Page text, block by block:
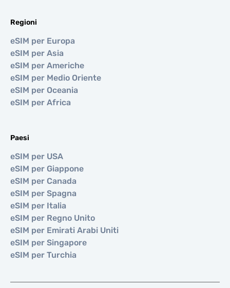
Regioni
eSIM per Europa
eSIM per Asia
eSIM per Americhe
eSIM per Medio Oriente
eSIM per Oceania
eSIM per Africa
Paesi
eSIM per USA
eSIM per Giappone
eSIM per Canada
eSIM per Spagna
eSIM per Italia
eSIM per Regno Unito
eSIM per Emirati Arabi Uniti
eSIM per Singapore
eSIM per Turchia